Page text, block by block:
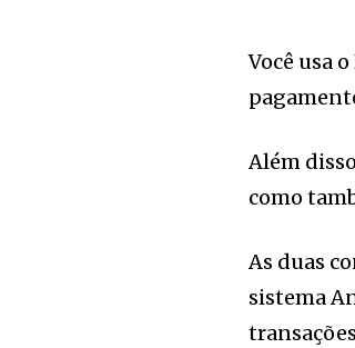
Você usa
Além
como
As duas
sistema